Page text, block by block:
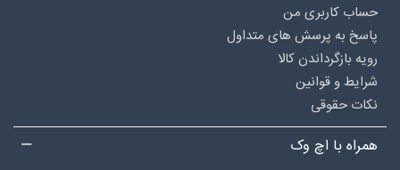
حساب کاربری من
پاسخ به پرسش های متداول
رویه بازگرداندن کالا
شرایط و قوانین
نکات حقوقی
همراه با اچ وک